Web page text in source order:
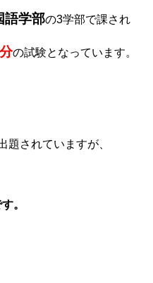
語学部の3学部で課され
の試験となっています。
題されていますが、
。